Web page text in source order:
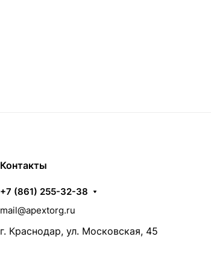
Контакты
+7 (861) 255-32-38
mail@apextorg.ru
г. Краснодар, ул. Московская, 45